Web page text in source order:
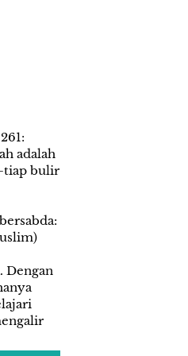
adalah
tiap bulir
Dengan